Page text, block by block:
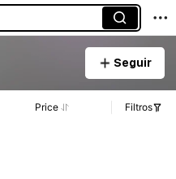
Seguir
Price Filtros